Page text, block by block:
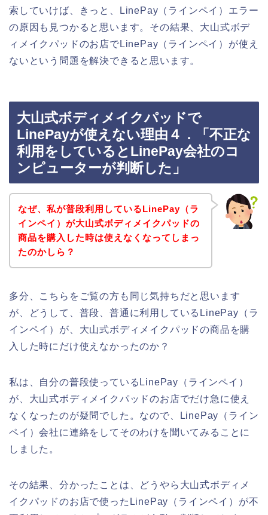
索していけば、きっと、LinePay（ラインペイ）エラー
の原因も見つかると思います。その結果、大山式ボデ
ィメイクパッドのお店でLinePay（ラインペイ）が使え
ないという問題を解決できると思います。
大山式ボディメイクパッドで
LinePayが使えない理由４．「不正な
利用をしているとLinePay会社のコ
ンピューターが判断した」
なぜ、私が普段利用しているLinePay（ラ
インペイ）が大山式ボディメイクパッドの
商品を購入した時は使えなくなってしまっ
たのかしら？
多分、こちらをご覧の方も同じ気持ちだと思います
が、どうして、普段、普通に利用しているLinePay（ラ
インペイ）が、大山式ボディメイクパッドの商品を購
入した時にだけ使えなかったのか？
私は、自分の普段使っているLinePay（ラインペイ）
が、大山式ボディメイクパッドのお店でだけ急に使え
なくなったのが疑問でした。なので、LinePay（ライン
ペイ）会社に連絡をしてそのわけを聞いてみることに
しました。
その結果、分かったことは、どうやら大山式ボディメ
イクパッドのお店で使ったLinePay（ラインペイ）が不